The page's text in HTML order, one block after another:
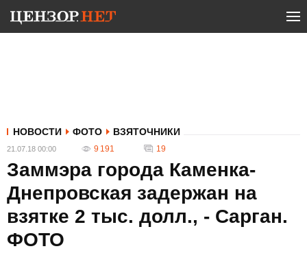
НОВОСТИ ФОТО ВЗЯТОЧНИКИ
21.07.18 00:00 9 191 19
Заммэра города Каменка-
Днепровская задержан на
взятке 2 тыс. долл., - Сарган.
ФОТО